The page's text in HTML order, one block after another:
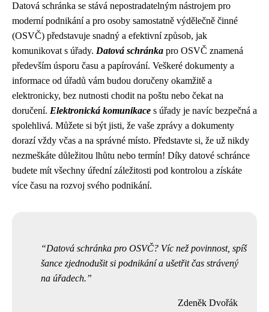
Datová schránka se stává nepostradatelným nástrojem pro
moderní podnikání a pro osoby samostatně výdělečně činné
(OSVČ) představuje snadný a efektivní způsob, jak
komunikovat s úřady. Datová schránka pro OSVČ znamená
především úsporu času a papírování. Veškeré dokumenty a
informace od úřadů vám budou doručeny okamžitě a
elektronicky, bez nutnosti chodit na poštu nebo čekat na
doručení. Elektronická komunikace s úřady je navíc bezpečná a
spolehlivá. Můžete si být jisti, že vaše zprávy a dokumenty
dorazí vždy včas a na správné místo. Představte si, že už nikdy
nezmeškáte důležitou lhůtu nebo termín! Díky datové schránce
budete mít všechny úřední záležitosti pod kontrolou a získáte
více času na rozvoj svého podnikání.
Datová schránka pro OSVČ? Víc než povinnost, spíš
šance zjednodušit si podnikání a ušetřit čas strávený
na úřadech.
Zdeněk Dvořák